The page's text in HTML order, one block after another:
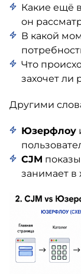
Какие ещё
он
В какой
Что
захочет ли
Другими
Юзерфлоу
CJM
занимает в